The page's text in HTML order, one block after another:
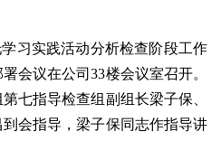
习实践活动分析检查阶段工作
会议在公司33楼会议室召开。
七指导检查组副组长梁子保、
会指导，梁子保同志作指导讲